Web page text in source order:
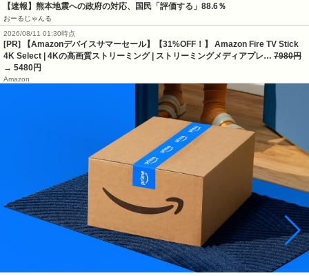
【速報】熊本地震への政府の対応、国民「評価する」88.6％
おーるじゃんる
2026/08/11 01:30時点
[PR] 【Amazonデバイスサマーセール】【31%OFF！】 Amazon Fire TV Stick
4K Select | 4Kの高画質ストリーミング | ストリーミングメディアプレ… 7980円
→ 5480円
Amazon